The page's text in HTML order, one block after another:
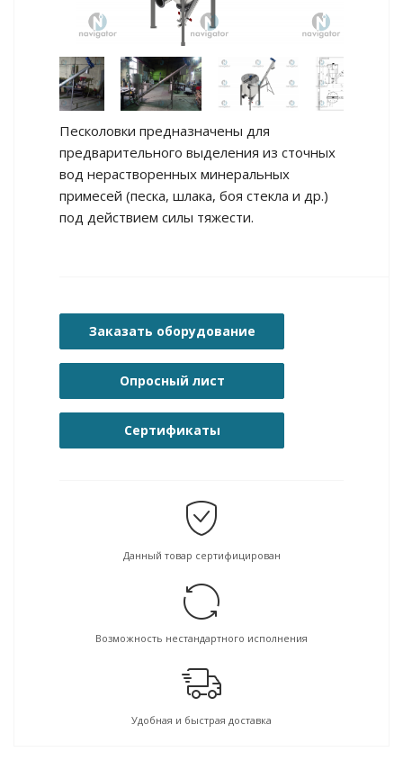
Песколовки предназначены для
предварительного выделения из сточных
вод нерастворенных минеральных
примесей (песка, шлака, боя стекла и др.)
под действием силы тяжести.
Заказать оборудование
Опросный лист
Сертификаты
Данный товар сертифицирован
Возможность нестандартного исполнения
Удобная и быстрая доставка